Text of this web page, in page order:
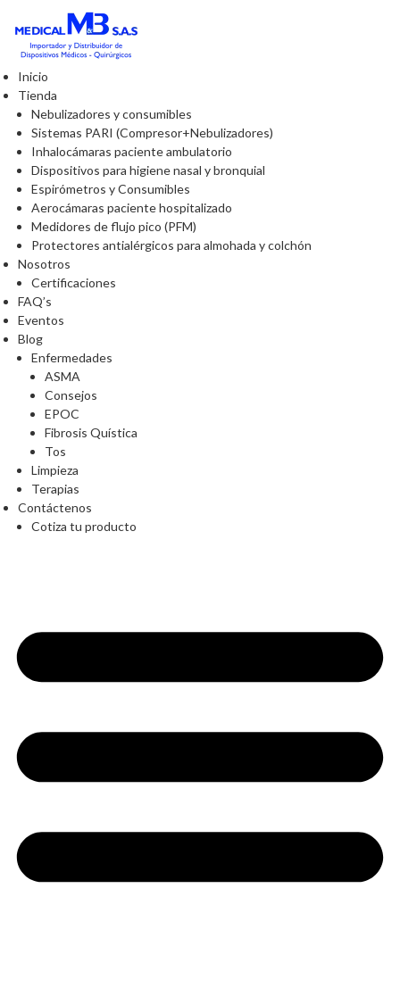
Inicio
Tienda
Nebulizadores y consumibles
Sistemas PARI (Compresor+Nebulizadores)
Inhalocámaras paciente ambulatorio
Dispositivos para higiene nasal y bronquial
Espirómetros y Consumibles
Aerocámaras paciente hospitalizado
Medidores de flujo pico (PFM)
Protectores antialérgicos para almohada y colchón
Nosotros
Certificaciones
FAQ’s
Eventos
Blog
Enfermedades
ASMA
Consejos
EPOC
Fibrosis Quística
Tos
Limpieza
Terapias
Contáctenos
Cotiza tu producto